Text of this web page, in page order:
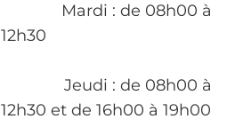
Mardi : de 08h00 à
12h30
Jeudi : de 08h00 à
12h30 et de 16h00 à 19h00